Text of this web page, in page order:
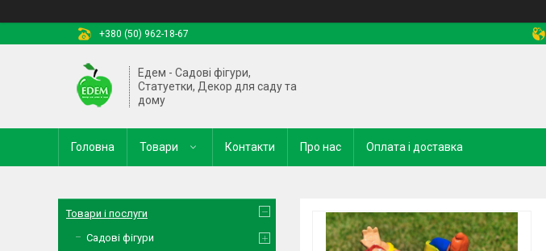
+380 (50) 962-18-67
Едем - Садові фігури,
Статуетки, Декор для саду та
дому
Головна Товари Контакти Про нас Оплата і доставка
Товари і послуги
Садові фігури